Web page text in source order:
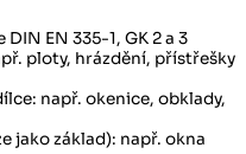
EN 335-1, GK 2 a 3
ploty, hrázdění, přístřešky
např. okenice, obklady,
jako základ): např. okna